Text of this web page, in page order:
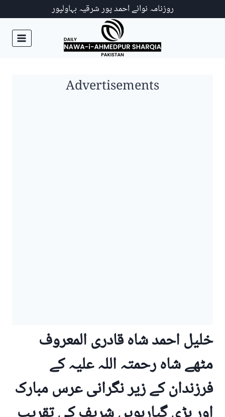
روزنامہ نوائے احمد پور شرقیہ بہاولپور
Advertisements
خلیل احمد شاہ قادری المعروف
مٹھے شاہ رحمتہ اللہ علیہ کے
فرزندان کے زیر نگرانی عرس مبارک